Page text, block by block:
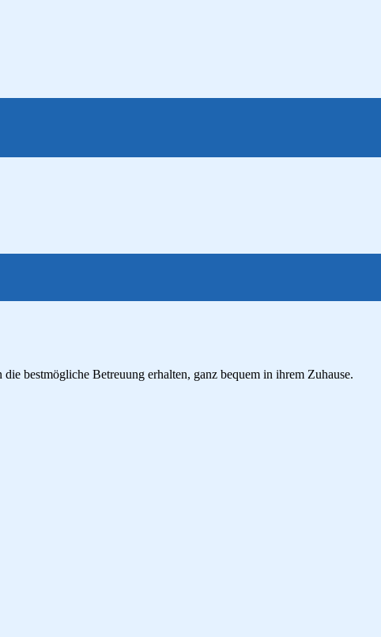
bestmögliche Betreuung erhalten, ganz bequem in ihrem Zuhause.